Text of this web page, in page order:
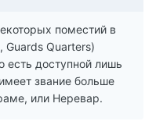
поместий в
Guards Quarters)
есть доступной лишь
звание больше
или Неревар.